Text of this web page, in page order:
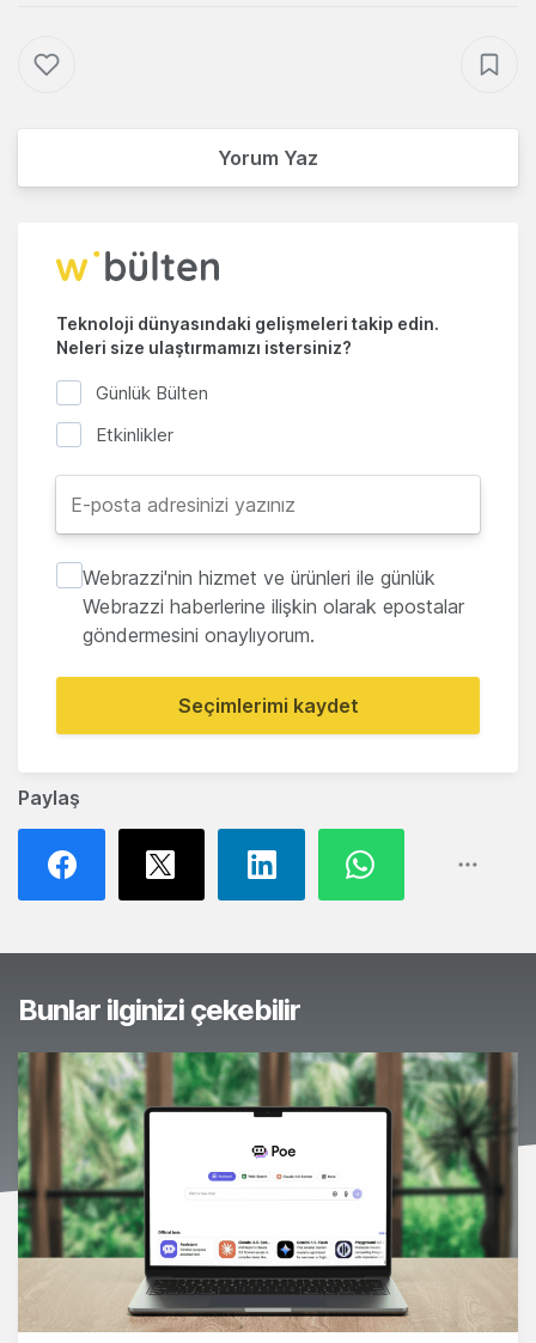
Paylaş
Yorum Yaz
Teknoloji dünyasındaki gelişmeleri takip edin.
Neleri size ulaştırmamızı istersiniz?
Günlük Bülten
Etkinlikler
Webrazzi'nin hizmet ve ürünleri ile günlük
Webrazzi haberlerine ilişkin olarak epostalar
göndermesini onaylıyorum.
Seçimlerimi kaydet
Bunlar ilginizi çekebilir